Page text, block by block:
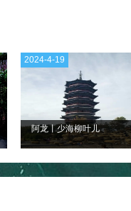
阿龙丨少海柳叶儿
2024-4-19